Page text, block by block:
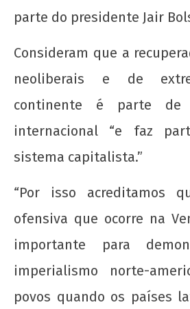
Raúl é herói! Criminoso é o
invade, sequestra, mata e
redor do globo
de
maio
de
wp-
admin
parte do presidente Jair
Consideram que a
neoliberais e de
continente é parte de
internacional “e faz
sistema capitalista.”
“Por isso acreditamos
ofensiva que ocorre na
importante para
imperialismo norte-
povos quando os países